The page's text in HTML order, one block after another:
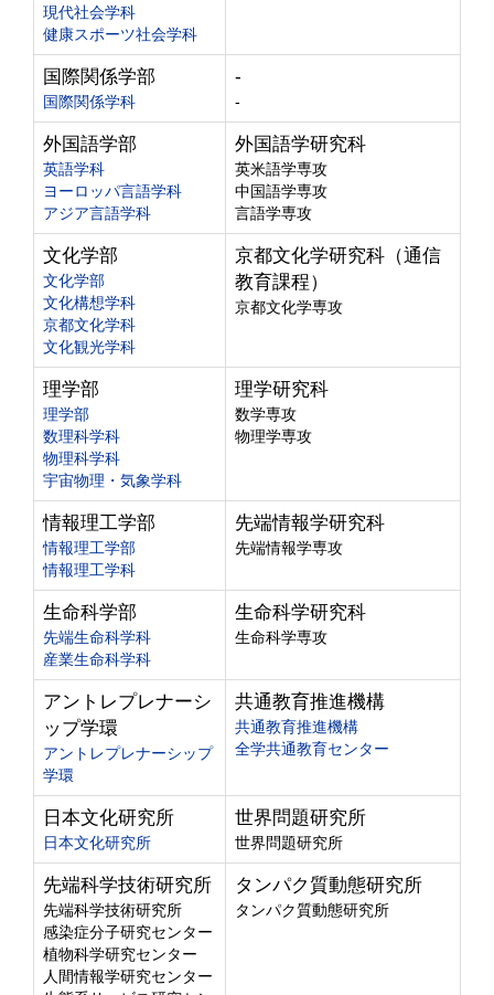
現代社会学科
健康スポーツ社会学科
国際関係学部
国際関係学科
-
-
外国語学部
英語学科
ヨーロッパ言語学科
アジア言語学科
外国語学研究科
英米語学専攻
中国語学専攻
言語学専攻
文化学部
文化学部
文化構想学科
京都文化学科
文化観光学科
京都文化学研究科（通信
教育課程）
京都文化学専攻
理学部
理学部
数理科学科
物理科学科
宇宙物理・気象学科
理学研究科
数学専攻
物理学専攻
情報理工学部
情報理工学部
情報理工学科
先端情報学研究科
先端情報学専攻
生命科学部
先端生命科学科
産業生命科学科
生命科学研究科
生命科学専攻
アントレプレナーシ
ップ学環
アントレプレナーシップ
学環
共通教育推進機構
共通教育推進機構
全学共通教育センター
日本文化研究所
日本文化研究所
世界問題研究所
世界問題研究所
先端科学技術研究所
先端科学技術研究所
感染症分子研究センター
植物科学研究センター
人間情報学研究センター
タンパク質動態研究所
タンパク質動態研究所